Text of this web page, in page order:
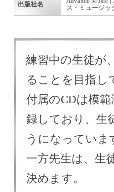
出版社名
ス・ミュージッ
練習中の生徒が
ることを目指し
付属のCDは模
録しており、生
うになっていま
一方先生は、生
決めます。